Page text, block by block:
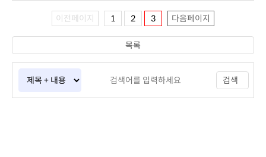
이전페이지 1 2 3 다음페이지
검색
목록